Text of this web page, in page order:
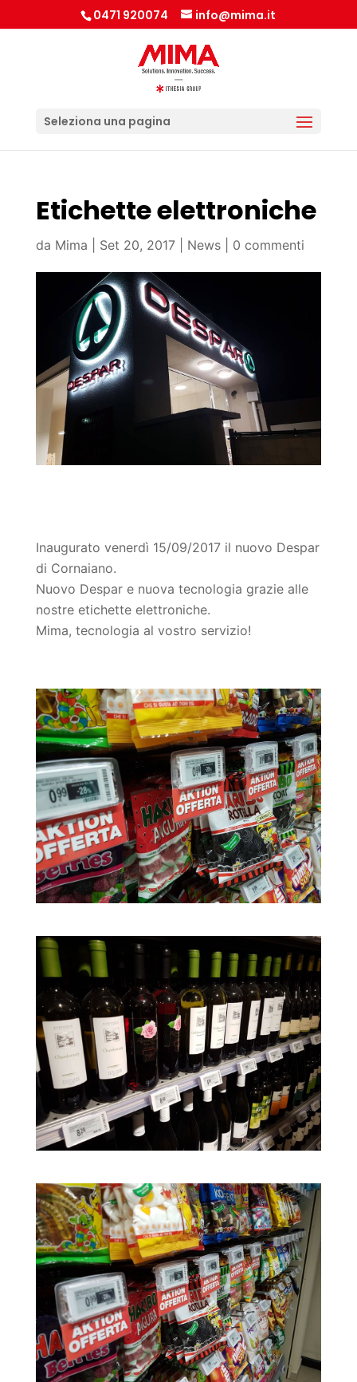
0471 920074 info@mima.it
Seleziona una pagina
Etichette elettroniche
da Mima Set 20, 2017| News| 0 commenti
Inaugurato venerdì 15/09/2017 il nuovo Despar
di Cornaiano.
Nuovo Despar e nuova tecnologia grazie alle
nostre etichette elettroniche.
Mima, tecnologia al vostro servizio!